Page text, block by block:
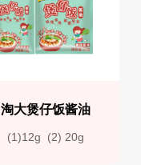
淘大煲仔饭酱油
(1)12g  (2) 20g